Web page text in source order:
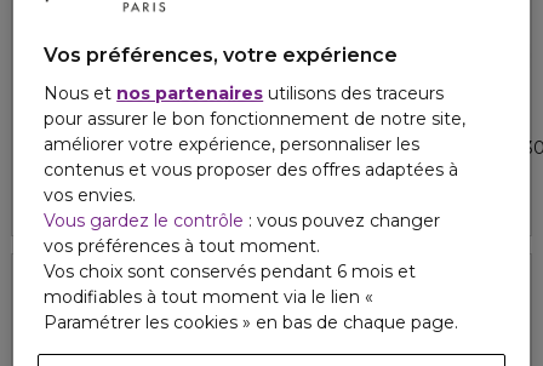
LIERAC
LIERAC HOMME
Mousse de rasage confort
11,90 € 4.5 2
LIERAC
SUNISSIME
Le fluide velouté solaire
34,00 €
SPF 30
Vos préférences, votre expérience
Nous et nos partenaires utilisons des traceurs
pour assurer le bon fonctionnement de notre site,
améliorer votre expérience, personnaliser les
contenus et vous proposer des offres adaptées à
vos envies.
Vous gardez le contrôle : vous pouvez changer
vos préférences à tout moment.
Vos choix sont conservés pendant 6 mois et
modifiables à tout moment via le lien «
Paramétrer les cookies » en bas de chaque page.